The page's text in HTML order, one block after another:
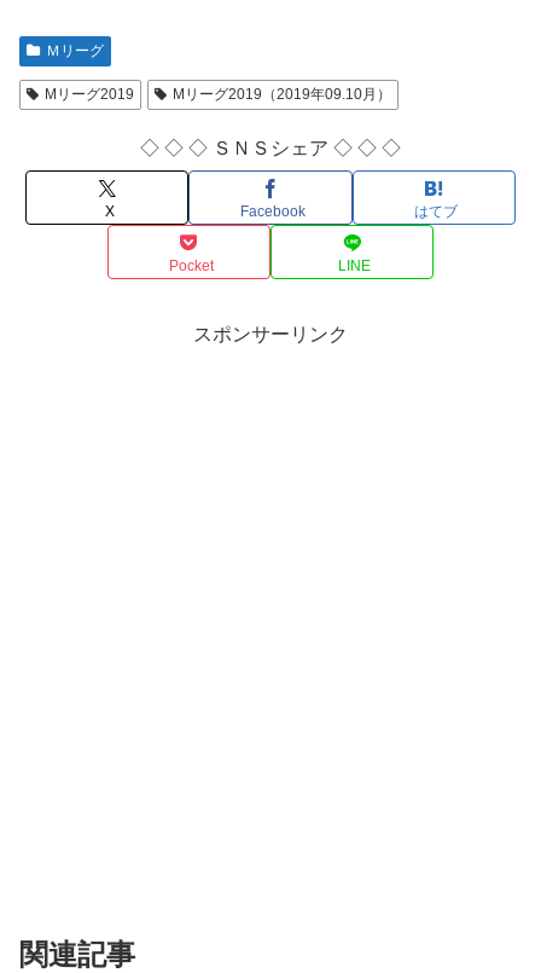
Ｍリーグ
Mリーグ2019 Mリーグ2019（2019年09.10月）
◇ ◇ ◇ ＳＮＳシェア ◇ ◇ ◇
X Facebook はてブ
Pocket LINE
スポンサーリンク
関連記事